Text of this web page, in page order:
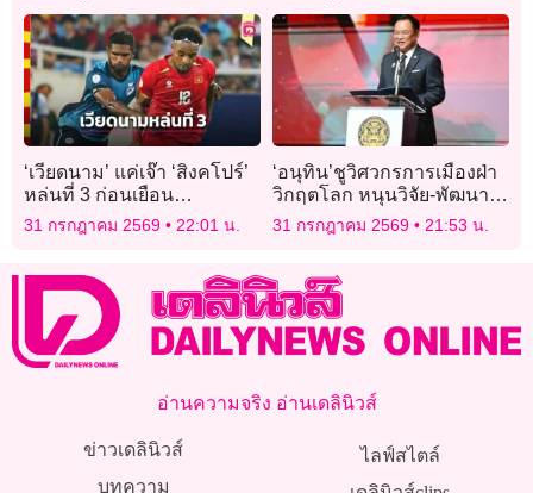
‘เวียดนาม’ แค่เจ๊า ‘สิงคโปร์’
หล่นที่ 3 ก่อนเยือน
‘อินโดนีเซีย’
31 กรกฎาคม 2569 22:01 น.
‘อนุทิน’ชูวิศวกรการเมืองฝ่า
วิกฤตโลก หนุนวิจัย-พัฒนา
วางกรอบรับเทรนด์เอไอ
31 กรกฎาคม 2569 21:53 น.
อ่านความจริง อ่านเดลินิวส์
ข่าวเดลินิวส์
บทความ
ไลฟ์สไตล์